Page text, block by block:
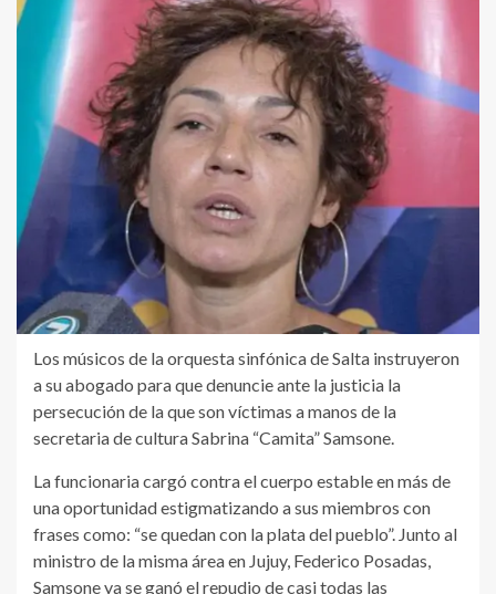
Los músicos de la orquesta sinfónica de Salta instruyeron
a su abogado para que denuncie ante la justicia la
persecución de la que son víctimas a manos de la
secretaria de cultura Sabrina “Camita” Samsone.
La funcionaria cargó contra el cuerpo estable en más de
una oportunidad estigmatizando a sus miembros con
frases como: “se quedan con la plata del pueblo”. Junto al
ministro de la misma área en Jujuy, Federico Posadas,
Samsone ya se ganó el repudio de casi todas las